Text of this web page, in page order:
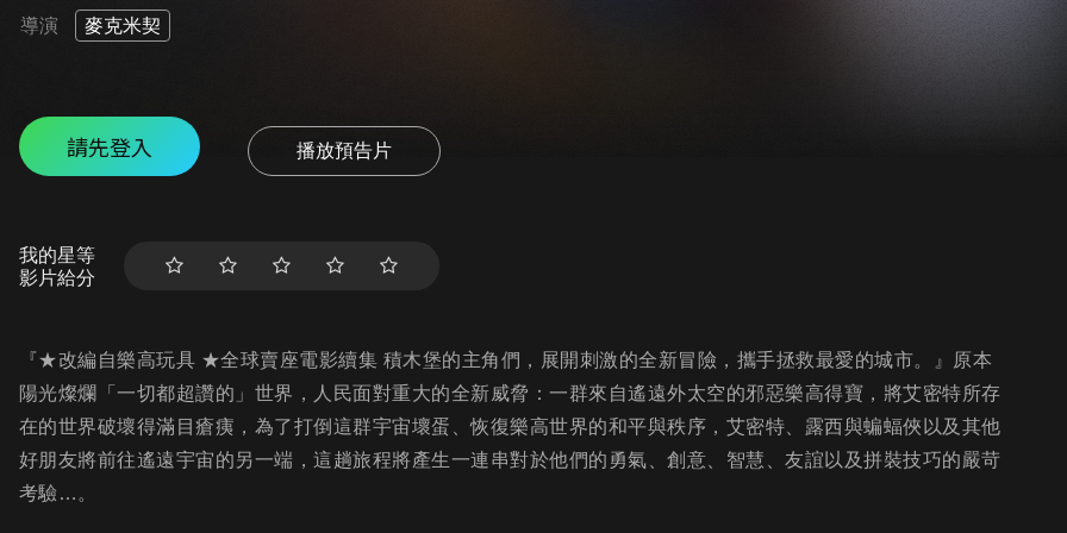
導演 麥克米契
請先登入 播放預告片
我的星等
影片給分
『★改編自樂高玩具 ★全球賣座電影續集 積木堡的主角們，展開刺激的全新冒險，攜手拯救最愛的城市。』原本
陽光燦爛「一切都超讚的」世界，人民面對重大的全新威脅：一群來自遙遠外太空的邪惡樂高得寶，將艾密特所存
在的世界破壞得滿目瘡痍，為了打倒這群宇宙壞蛋、恢復樂高世界的和平與秩序，艾密特、露西與蝙蝠俠以及其他
好朋友將前往遙遠宇宙的另一端，這趟旅程將產生一連串對於他們的勇氣、創意、智慧、友誼以及拼裝技巧的嚴苛
考驗…。